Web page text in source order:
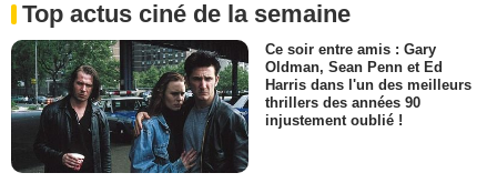
Top actus ciné de la semaine
Ce soir entre amis : Gary
Oldman, Sean Penn et Ed
Harris dans l'un des meilleurs
thrillers des années 90
injustement oublié !